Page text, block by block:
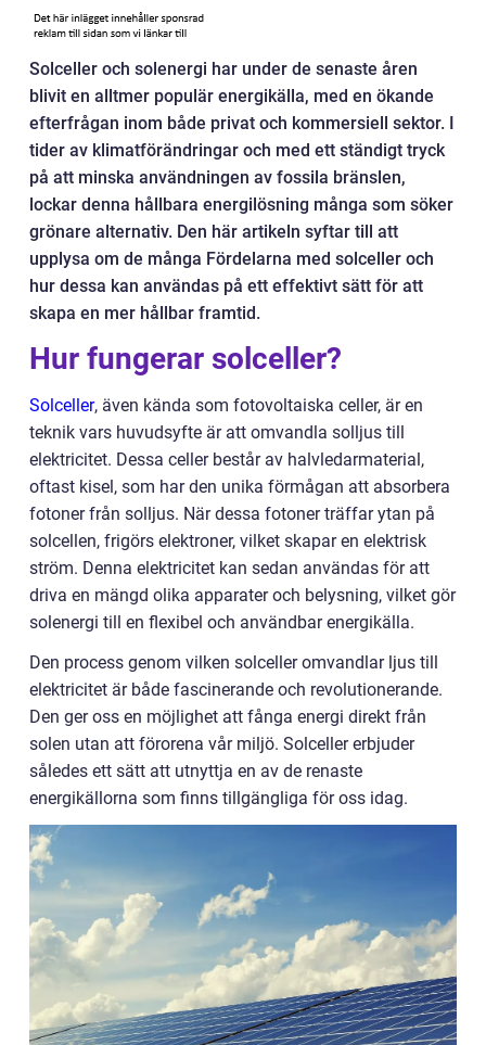
Solceller och solenergi har under de senaste åren
blivit en alltmer populär energikälla, med en ökande
efterfrågan inom både privat och kommersiell sektor. I
tider av klimatförändringar och med ett ständigt tryck
på att minska användningen av fossila bränslen,
lockar denna hållbara energilösning många som söker
grönare alternativ. Den här artikeln syftar till att
upplysa om de många Fördelarna med solceller och
hur dessa kan användas på ett effektivt sätt för att
skapa en mer hållbar framtid.
Hur fungerar solceller?
Solceller, även kända som fotovoltaiska celler, är en
teknik vars huvudsyfte är att omvandla solljus till
elektricitet. Dessa celler består av halvledarmaterial,
oftast kisel, som har den unika förmågan att absorbera
fotoner från solljus. När dessa fotoner träffar ytan på
solcellen, frigörs elektroner, vilket skapar en elektrisk
ström. Denna elektricitet kan sedan användas för att
driva en mängd olika apparater och belysning, vilket gör
solenergi till en flexibel och användbar energikälla.
Den process genom vilken solceller omvandlar ljus till
elektricitet är både fascinerande och revolutionerande.
Den ger oss en möjlighet att fånga energi direkt från
solen utan att förorena vår miljö. Solceller erbjuder
således ett sätt att utnyttja en av de renaste
energikällorna som finns tillgängliga för oss idag.